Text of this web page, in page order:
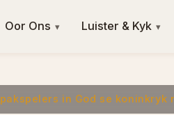
Oor Ons ▾ Luister & Kyk ▾
in God se koninkryk